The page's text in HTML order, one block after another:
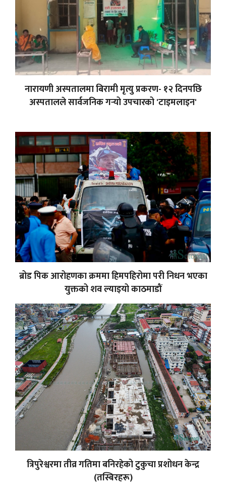
नारायणी अस्पतालमा बिरामी मृत्यु प्रकरण- १२ दिनपछि
अस्पतालले सार्वजनिक गर्‍यो उपचारको 'टाइमलाइन'
ब्रोड पिक आरोहणका क्रममा हिमपहिरोमा परी निधन भएका
युक्तको शव ल्याइयो काठमाडौं
त्रिपुरेश्वरमा तीव्र गतिमा बनिरहेको टुकुचा प्रशोधन केन्द्र
(तस्बिरहरू)